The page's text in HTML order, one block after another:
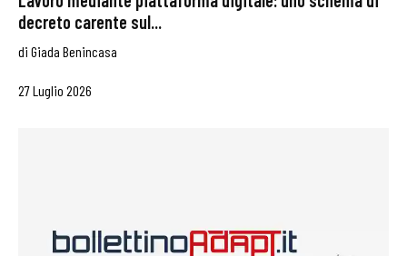
decreto carente sul...
di Giada Benincasa
27 Luglio 2026